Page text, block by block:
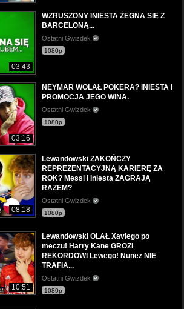
03:43
WZRUSZONY INIESTA ŻEGNA SIĘ Z
BARCELONĄ...
Ostatni Gwizdek
1080p
03:16
NEYMAR WOLAŁ POKERA? INIESTA I
PROMOCJA JEGO WINA.
Ostatni Gwizdek
1080p
08:18
Lewandowski ZAKOŃCZY
REPREZENTACYJNĄ KARIERĘ ZA
ROK? Messi i Iniesta ZAGRAJĄ
RAZEM?
Ostatni Gwizdek
1080p
10:51
Lewandowski OLAŁ Xaviego po
meczu! Harry Kane GROZI
REKORDOWI Lewego! Nunez NIE
TRAFIA...
Ostatni Gwizdek
1080p